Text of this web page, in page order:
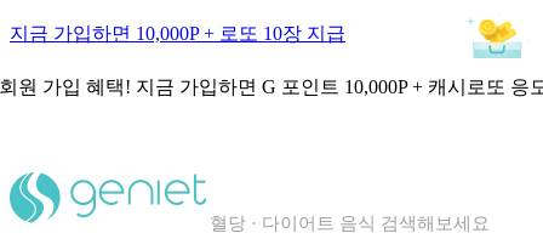
지금 가입하면 10,000P + 로또 10장 지급
원 가입 혜택! 지금 가입하면 G 포인트 10,000P + 캐시로또 응
혈당 · 다이어트 음식 검색해보세요